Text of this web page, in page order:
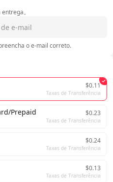
。
o e-mail correto.
$0.11
Taxas de Transferência
Prepaid
$0.23
Taxas de Transferência
$0.24
Taxas de Transferência
$0.13
Taxas de Transferência